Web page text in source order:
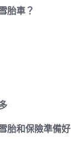
胎車？
胎和保險準備好